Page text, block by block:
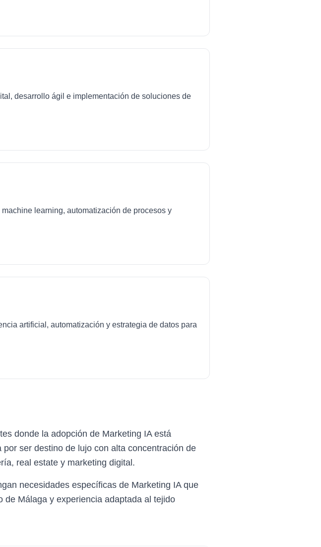
desarrollo ágil e implementación de soluciones de
learning, automatización de procesos y
artificial, automatización y estrategia de datos para
donde la adopción de Marketing IA está
ser destino de lujo con alta concentración de
real estate y marketing digital.
necesidades específicas de Marketing IA que
Málaga y experiencia adaptada al tejido